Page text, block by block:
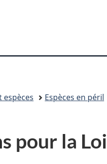
sujet
HTML
espèces Espèces en péril
la